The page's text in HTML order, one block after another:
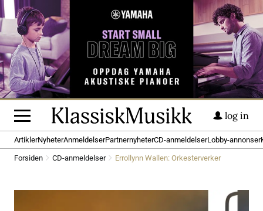
log in
ArtiklerNyheterAnmeldelserPartnernyheterCD-anmeldelserLobby-annonser
Forsiden CD-anmeldelser Errollynn Wallen: Orkesterverker